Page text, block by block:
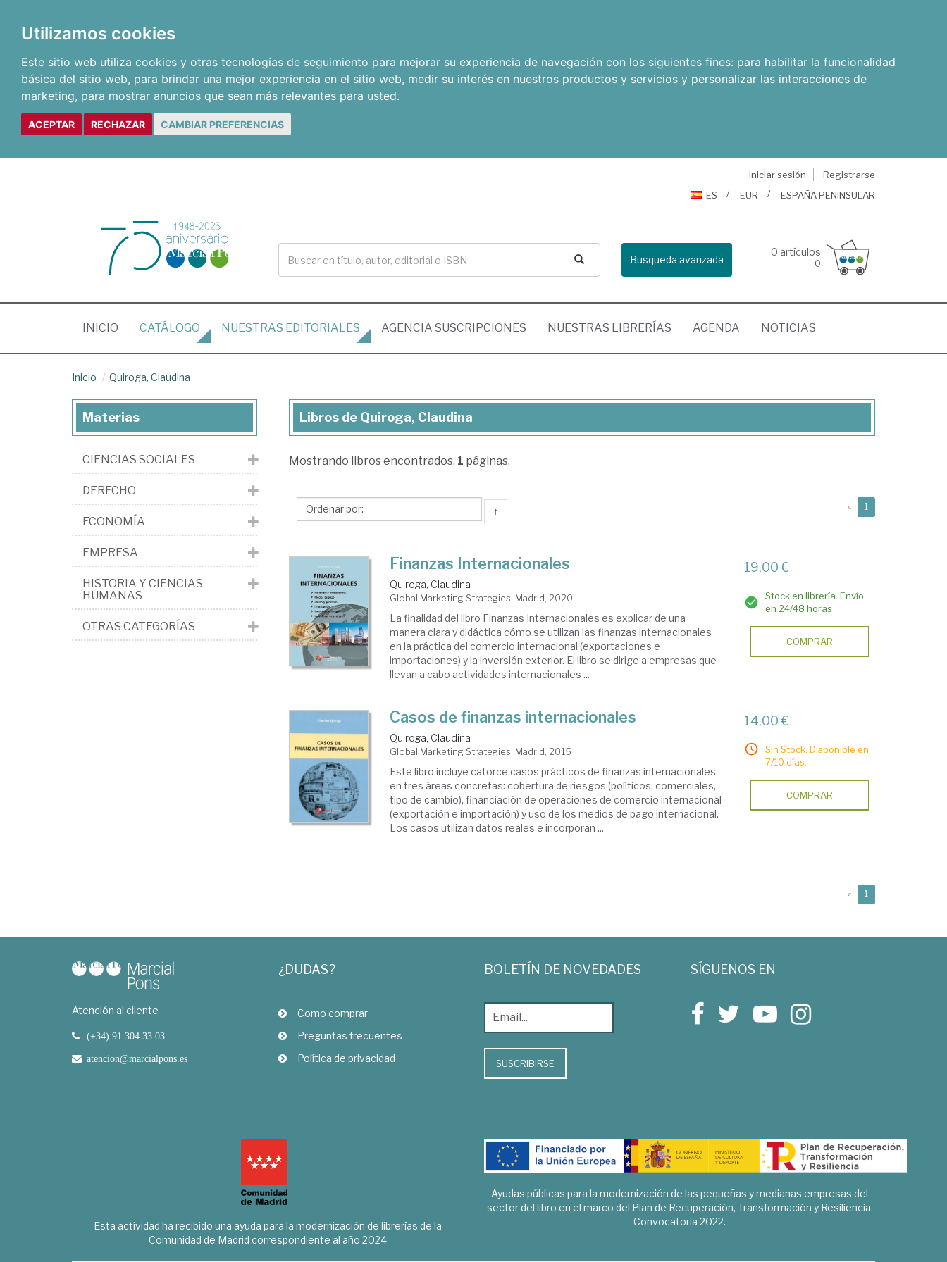
Utilizamos cookies
Este sitio web utiliza cookies y otras tecnologías de seguimiento para mejorar su experiencia de navegación con los siguientes fines: para habilitar la funcionalidad
básica del sitio web, para brindar una mejor experiencia en el sitio web, medir su interés en nuestros productos y servicios y personalizar las interacciones de
marketing, para mostrar anuncios que sean más relevantes para usted.
ACEPTAR RECHAZAR CAMBIAR PREFERENCIAS
Iniciar sesión
Registrarse
ES
EUR ESPAÑA PENINSULAR
Busqueda avanzada
0 artículos
0
INICIO (CURRENT)
CATÁLOGO NUESTRAS EDITORIALES AGENCIA SUSCRIPCIONES NUESTRAS LIBRERÍAS AGENDA NOTICIAS
Inicio Quiroga, Claudina
Libros
Quiroga,
Libros de Quiroga, Claudina
Mostrando libros encontrados. 1 páginas.
↑ « 1
Finanzas Internacionales
Quiroga, Claudina
Global Marketing Strategies. Madrid, 2020
La finalidad del libro Finanzas Internacionales es explicar de una
manera clara y didáctica cómo se utilizan las finanzas internacionales
en la práctica del comercio internacional (exportaciones e
importaciones) y la inversión exterior. El libro se dirige a empresas que
llevan a cabo actividades internacionales ...
19,00 €
Stock en librería. Envío
en 24/48 horas
COMPRAR
Casos de finanzas internacionales
Quiroga, Claudina
Global Marketing Strategies. Madrid, 2015
Este libro incluye catorce casos prácticos de finanzas internacionales
en tres áreas concretas: cobertura de riesgos (políticos, comerciales,
tipo de cambio), financiación de operaciones de comercio internacional
(exportación e importación) y uso de los medios de pago internacional.
Los casos utilizan datos reales e incorporan ...
14,00 €
Sin Stock. Disponible en
7/10 días.
COMPRAR
« 1
Materias
CIENCIAS SOCIALES
DERECHO
ECONOMÍA
EMPRESA
HISTORIA Y CIENCIAS
HUMANAS
OTRAS CATEGORÍAS
Atención al cliente
(+34) 91 304 33 03
atencion@marcialpons.es
¿DUDAS?
Como comprar
Preguntas frecuentes
Política de privacidad
BOLETÍN DE NOVEDADES
SUSCRIBIRSE
SÍGUENOS EN
Esta actividad ha recibido una ayuda para la modernización de librerías de la
Comunidad de Madrid correspondiente al año 2024
Ayudas públicas para la modernización de las pequeñas y medianas empresas del
sector del libro en el marco del Plan de Recuperación, Transformación y Resiliencia.
Convocatoria 2022.